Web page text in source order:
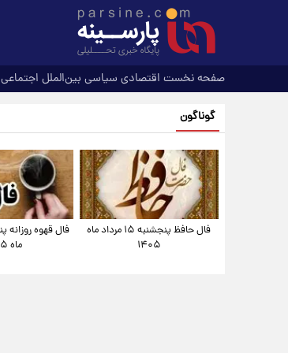
صفحه نخست اقتصادی سیاسی بین‌الملل اجتماعی
گوناگون
فال حافظ پنجشنبه ۱۵ مرداد ماه
۱۴۰۵
ماه ۱۴۰۵